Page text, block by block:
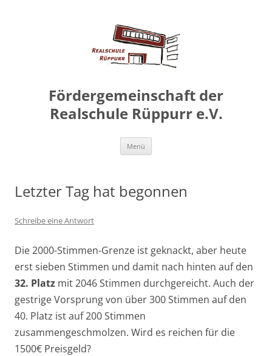
Fördergemeinschaft der
Realschule Rüppurr e.V.
Menü
Letzter Tag hat begonnen
Schreibe eine Antwort
Die 2000-Stimmen-Grenze ist geknackt, aber heute
erst sieben Stimmen und damit nach hinten auf den
32. Platz mit 2046 Stimmen durchgereicht. Auch der
gestrige Vorsprung von über 300 Stimmen auf den
40. Platz ist auf 200 Stimmen
zusammengeschmolzen. Wird es reichen für die
1500€ Preisgeld?